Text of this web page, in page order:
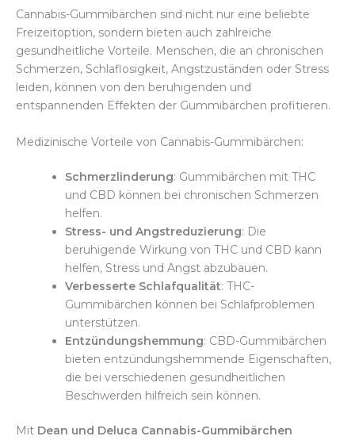
Cannabis-Gummibärchen sind nicht nur eine beliebte
Freizeitoption, sondern bieten auch zahlreiche
gesundheitliche Vorteile. Menschen, die an chronischen
Schmerzen, Schlaflosigkeit, Angstzuständen oder Stress
leiden, können von den beruhigenden und
entspannenden Effekten der Gummibärchen profitieren.
Medizinische Vorteile von Cannabis-Gummibärchen:
Schmerzlinderung: Gummibärchen mit THC
und CBD können bei chronischen Schmerzen
helfen.
Stress- und Angstreduzierung: Die
beruhigende Wirkung von THC und CBD kann
helfen, Stress und Angst abzubauen.
Verbesserte Schlafqualität: THC-
Gummibärchen können bei Schlafproblemen
unterstützen.
Entzündungshemmung: CBD-Gummibärchen
bieten entzündungshemmende Eigenschaften,
die bei verschiedenen gesundheitlichen
Beschwerden hilfreich sein können.
Mit Dean und Deluca Cannabis-Gummibärchen